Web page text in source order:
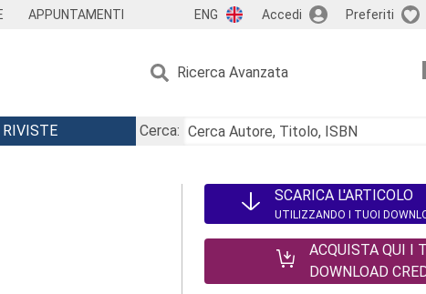
APPUNTAMENTI ENG Accedi Preferiti
Ricerca Avanzata
RIVISTE
Cerca:
SCARICA L'ARTICOLO
UTILIZZANDO I TUOI
ACQUISTA QUI I
DOWNLOAD